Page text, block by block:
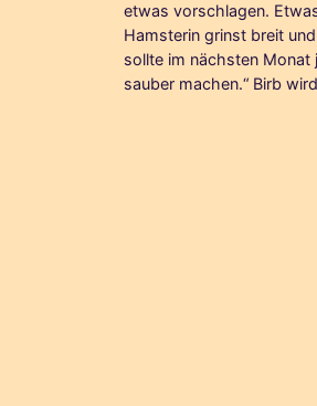
etwas vorschlagen.
Hamsterin grinst breit
sollte im nächsten Monat
sauber machen.“ Birb